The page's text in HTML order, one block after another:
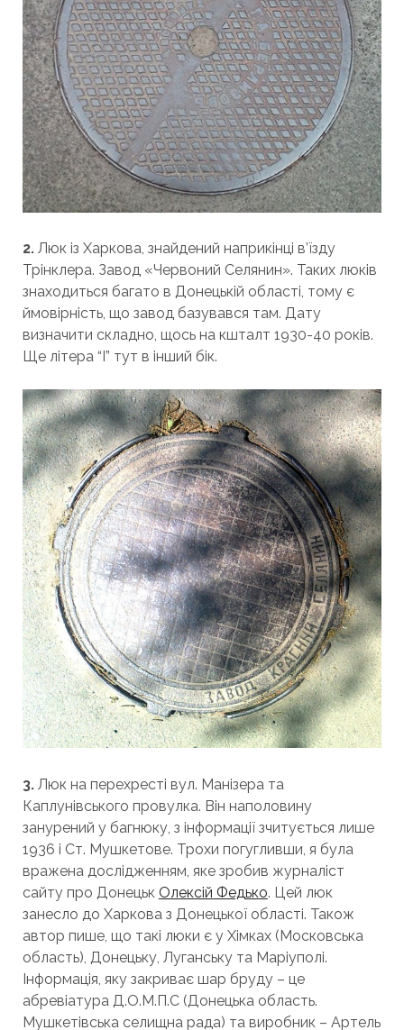
2. Люк із Харкова, знайдений наприкінці в’їзду
Трінклера. Завод «Червоний Селянин». Таких люків
знаходиться багато в Донецькій області, тому є
ймовірність, що завод базувався там. Дату
визначити складно, щось на кшталт 1930-40 років.
Ще літера “І” тут в інший бік.
3. Люк на перехресті вул. Манізера та
Каплунівського провулка. Він наполовину
занурений у багнюку, з інформації зчитується лише
1936 і Ст. Мушкетове. Трохи погугливши, я була
вражена дослідженням, яке зробив журналіст
сайту про Донецьк Олексій Федько. Цей люк
занесло до Харкова з Донецької області. Також
автор пише, що такі люки є у Хімках (Московська
область), Донецьку, Луганську та Маріуполі.
Інформація, яку закриває шар бруду – це
абревіатура Д.О.М.П.С (Донецька область.
Мушкетівська селищна рада) та виробник – Артель